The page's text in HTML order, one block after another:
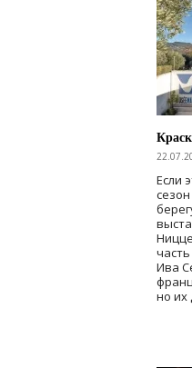
Если
Ива
но их